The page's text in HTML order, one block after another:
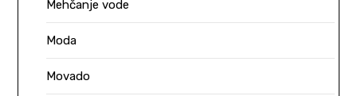
Mehčanje vode
Moda
Movado